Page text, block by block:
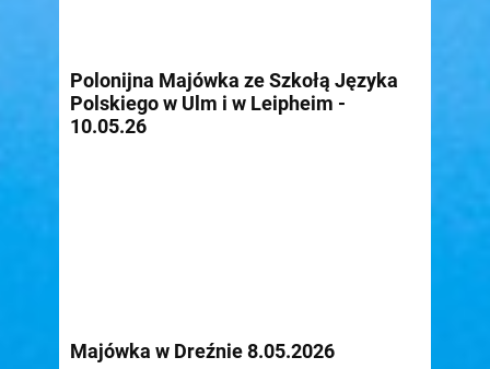
Polonijna Majówka ze Szkołą Języka
Polskiego w Ulm i w Leipheim -
10.05.26
Majówka w Dreźnie 8.05.2026